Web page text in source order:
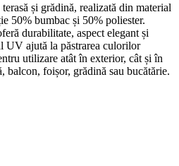
și grădină, realizată din material
50% bumbac și 50% poliester.
durabilitate, aspect elegant și
UV ajută la păstrarea culorilor
utilizare atât în exterior, cât și în
balcon, foișor, grădină sau bucătărie.